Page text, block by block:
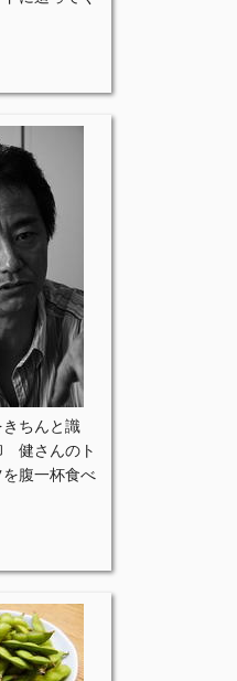
ちんと識
健さんのト
腹一杯食べ